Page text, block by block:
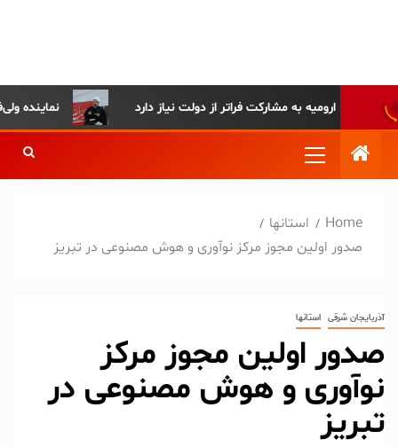
نماینده ولی‌فقیه ارومیه به مشارکت فراتر از دولت نیاز دارد
Home
استانها
صدور اولین مجوز مرکز نوآوری و هوش مصنوعی در تبریز
آذربایجان شرقی استانها
صدور اولین مجوز مرکز
نوآوری و هوش مصنوعی در
تبریز